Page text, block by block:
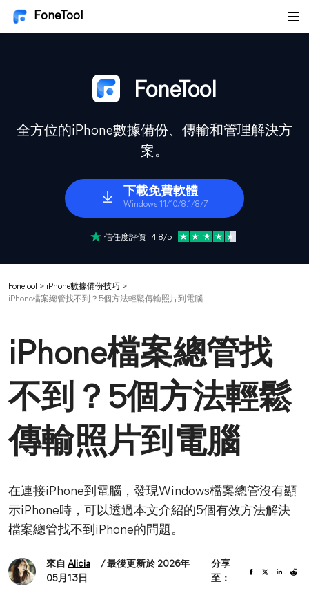
FoneTool
FoneTool
全方位的iPhone數據備份、傳輸和管理解決方
案。
下載免費軟體
Windows 11/10/8.1/8/7
信任度評價 4.8/5
FoneTool > iPhone數據備份技巧 >
iPhone檔案總管找不到？5個方法輕鬆傳輸照片到電腦
iPhone檔案總管找
不到？5個方法輕鬆
傳輸照片到電腦
在連接iPhone到電腦，發現Windows檔案總管沒有顯
示iPhone時，可以透過本文介紹的5個有效方法解決
檔案總管找不到iPhone的問題。
來自 Alicia
/ 最後更新於 2026年
05月13日
分享
至：